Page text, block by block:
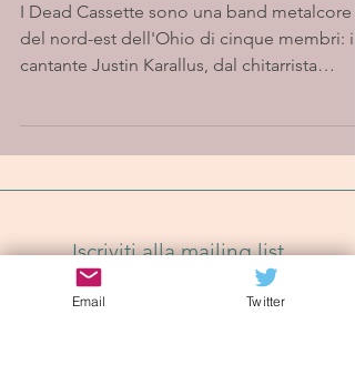
I Dead Cassette sono una band metalcore
del nord-est dell'Ohio di cinque membri: il
cantante Justin Karallus, dal chitarrista
Iscriviti alla mailing list
Email Twitter